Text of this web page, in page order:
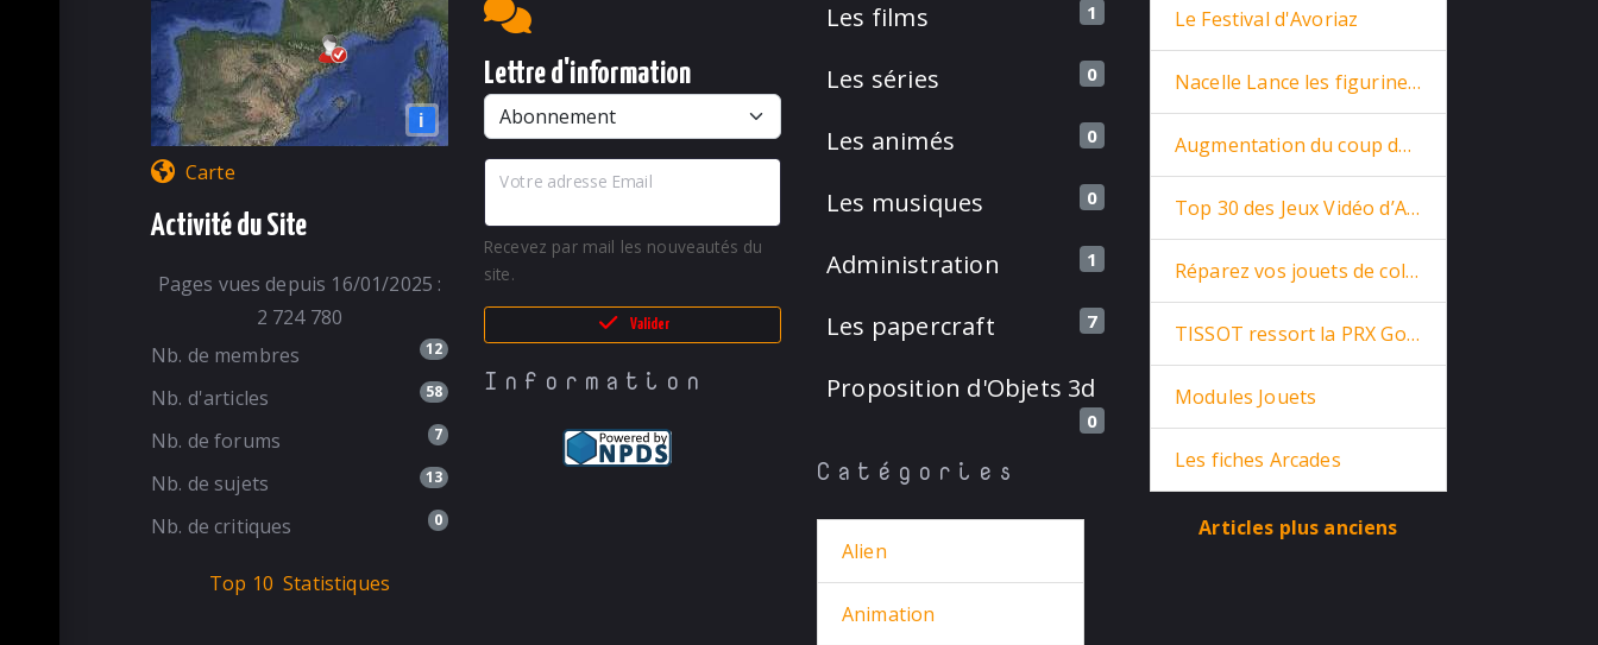
i
Carte
Le Festival d'Avoriaz
Nacelle Lance les figurines Star Trek en prévente
Augmentation du coup de la vie
Top 30 des Jeux Vidéo d’Arcade
Réparez vos jouets de collections
TISSOT ressort la PRX Goldorak de 1975
Modules Jouets
Les fiches Arcades
Articles plus anciens
Les films
1
Les séries 0
Les animés 0
Les musiques 0
Administration 1
Les papercraft 7
Proposition d'Objets 3d
0
Lettre d'information
Votre adresse Email
Recevez par mail les nouveautés du
site.
Valider
Activité du Site
Pages vues depuis 16/01/2025 :
2 724 780
Nb. de membres
12
Nb. d'articles 58
Nb. de forums 7
Nb. de sujets 13
Nb. de critiques 0
Top 10 Statistiques
Information
Catégories
Alien
Animation